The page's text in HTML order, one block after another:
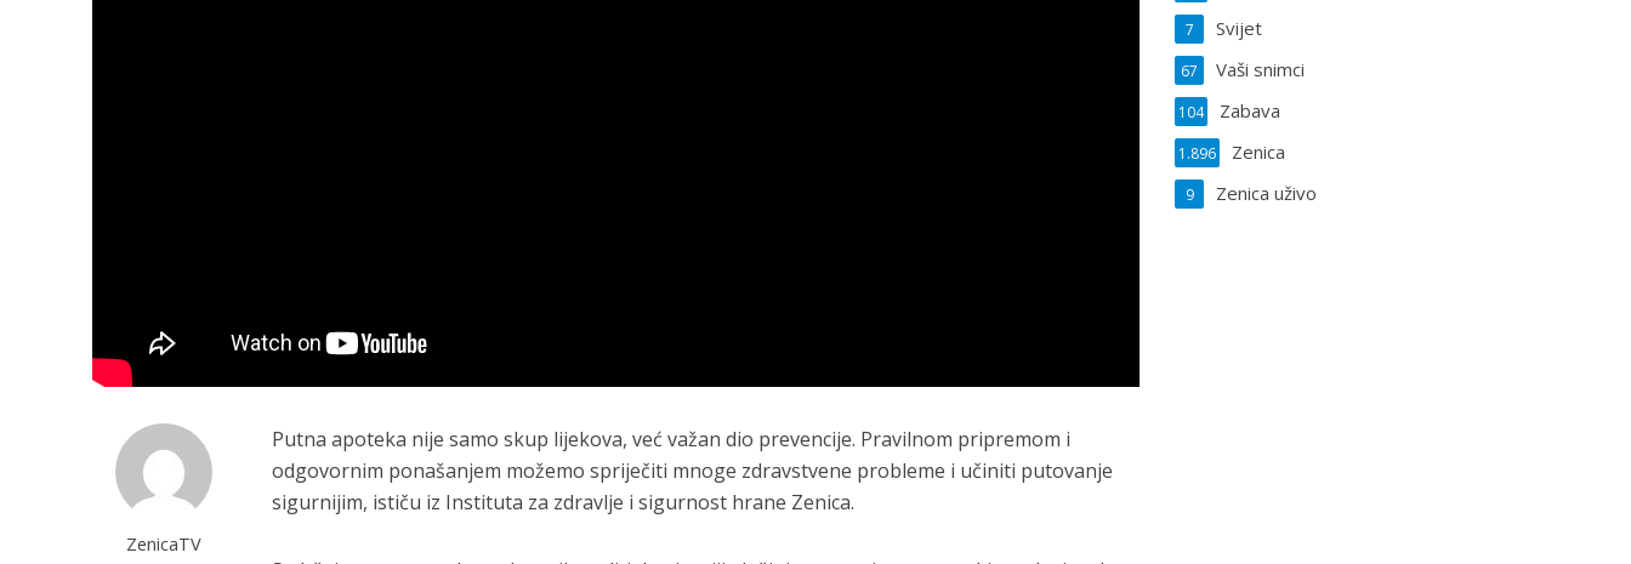
ZenicaTV
Putna apoteka nije samo skup lijekova, već važan dio prevencije. Pravilnom pripremom i
odgovornim ponašanjem možemo spriječiti mnoge zdravstvene probleme i učiniti putovanje
sigurnijim, ističu iz Instituta za zdravlje i sigurnost hrane Zenica.
Svijet
7
Vaši snimci
67
Zabava
104
Zenica
1.896
Zenica uživo
9